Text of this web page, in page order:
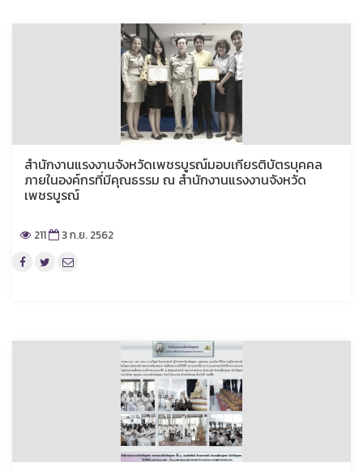
สำนักงานแรงงานจังหวัดเพชรบูรณ์มอบเกียรติบัตรบุคคล
ภายในองค์กรที่มีคุณธรรม ณ สำนักงานแรงงานจังหวัด
เพชรบูรณ์
211 3 ก.ย. 2562